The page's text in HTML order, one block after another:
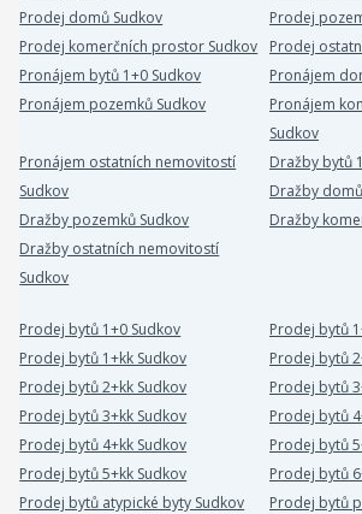
Prodej domů Sudkov
Prodej
Prodej komerčních prostor Sudkov
Prodej
Pronájem bytů 1+0 Sudkov
Pronájem
Pronájem pozemků Sudkov
Pronájem
Sudkov
Pronájem ostatních nemovitostí
Sudkov
Dražby bytů
Dražby
Dražby pozemků Sudkov
Dražby
Dražby ostatních nemovitostí
Sudkov
Prodej bytů 1+0 Sudkov
Prodej bytů
Prodej bytů 1+kk Sudkov
Prodej bytů
Prodej bytů 2+kk Sudkov
Prodej bytů
Prodej bytů 3+kk Sudkov
Prodej bytů
Prodej bytů 4+kk Sudkov
Prodej bytů
Prodej bytů 5+kk Sudkov
Prodej bytů
Prodej bytů atypické byty Sudkov
Prodej bytů